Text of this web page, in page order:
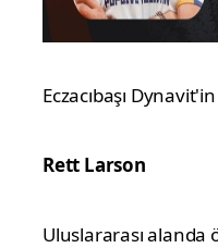
Eczacıbaşı
Rett Larson
Uluslararası